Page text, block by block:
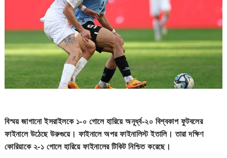
বিস্ময় জাগানো ইসরাইলকে ১-০ গোলে হারিয়ে অনূর্ধ্ব-২০ বিশ্বকাপ ফুটবলের
ফাইনালে উঠেছে উরুগুয়ে। ফাইনালে অপর ফাইনালিস্ট ইতালি। তারা দক্ষিণ
কোরিয়াকে ২-১ গোলে হারিয়ে ফাইনালের টিকিট নিশ্চিত করেছে।